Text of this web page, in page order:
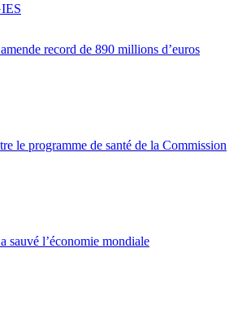
record de 890 millions d’euros
le programme de santé de la Commission
sauvé l’économie mondiale